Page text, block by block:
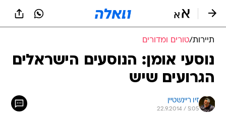
תיירות/טורים ומדורים
נוסעי אומן: הנוסעים הישראלים
הגרועים שיש
זיו ריינשטיין
22.9.2014 / 5:05